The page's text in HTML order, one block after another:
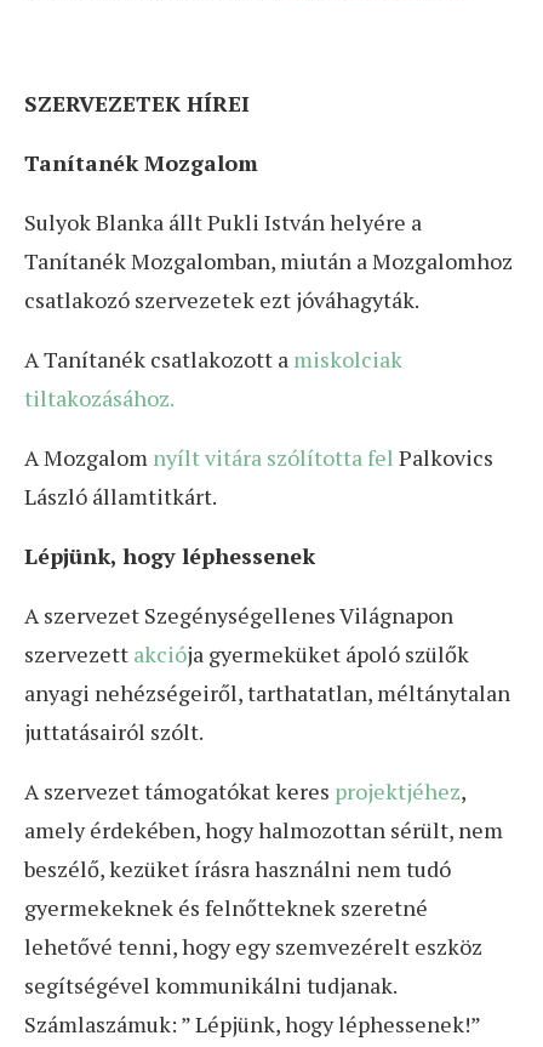
SZERVEZETEK HÍREI
Tanítanék Mozgalom
Sulyok Blanka állt Pukli István helyére a
Tanítanék Mozgalomban, miután a Mozgalomhoz
csatlakozó szervezetek ezt jóváhagyták.
A Tanítanék csatlakozott a miskolciak
tiltakozásához.
A Mozgalom nyílt vitára szólította fel Palkovics
László államtitkárt.
Lépjünk, hogy léphessenek
A szervezet Szegénységellenes Világnapon
szervezett akciója gyermeküket ápoló szülők
anyagi nehézségeiről, tarthatatlan, méltánytalan
juttatásairól szólt.
A szervezet támogatókat keres projektjéhez,
amely érdekében, hogy halmozottan sérült, nem
beszélő, kezüket írásra használni nem tudó
gyermekeknek és felnőtteknek szeretné
lehetővé tenni, hogy egy szemvezérelt eszköz
segítségével kommunikálni tudjanak.
Számlaszámuk: ” Lépjünk, hogy léphessenek!”